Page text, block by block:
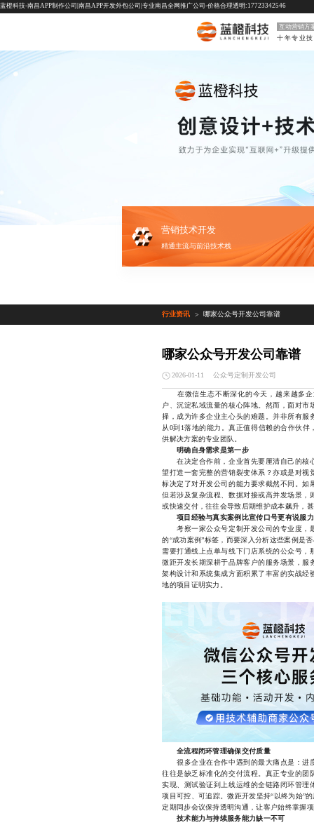
蓝橙科技-南昌APP制作公司|南昌APP开发外包公司|专业南昌全网推广公司-价格合理透明:17723342546
互动营销方
营销技术开发
精通主流与前沿技术栈
行业资讯 > 哪家公众号开发公司靠谱
哪家公众号开发公司靠谱
2026-01-11 公众号定制开发公司
在微信生态不断深化的今天，越来越多企
户、沉淀私域流量的核心阵地。然而，面对市
择，成为许多企业主心头的难题。并非所有
从0到1落地的能力。真正值得信赖的合作伙
供解决方案的专业团队。
明确自身需求是第一步
在决定合作前，企业首先要厘清自己的核
望打造一套完整的营销裂变体系？亦或是对
标决定了对开发公司的能力要求截然不同。
但若涉及复杂流程、数据对接或高并发场景
或快速交付，往往会导致后期维护成本飙升，
项目经验与真实案例比宣传口号更有说服力
考察一家公众号定制开发公司的专业度，
的“成功案例”标签，而要深入分析这些案例是
需要打通线上点单与线下门店系统的公众号
微距开发长期深耕于品牌客户的服务场景，
架构设计和系统集成方面积累了丰富的实战
地的项目证明实力。
全流程闭环管理确保交付质量
很多企业在合作中遇到的最大痛点是：进
往往是缺乏标准化的交付流程。真正专业的
实现、测试验证到上线运维的全链路闭环管
项目可控、可追踪。微距开发坚持“以终为始”
定期同步会议保持透明沟通，让客户始终掌握
技术能力与持续服务能力缺一不可